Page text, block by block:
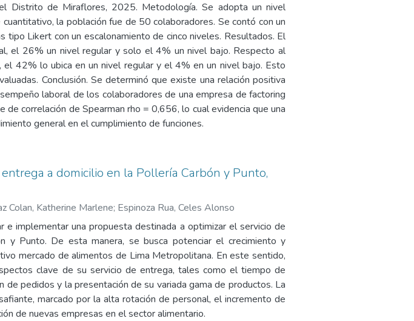
Distrito de Miraflores, 2025. Metodología. Se adopta un nivel
la población fue de 50 colaboradores. Se contó con un
Likert con un escalonamiento de cinco niveles. Resultados. El
el 26% un nivel regular y solo el 4% un nivel bajo. Respecto al
42% lo ubica en un nivel regular y el 4% en un nivel bajo. Esto
Conclusión. Se determinó que existe una relación positiva
laboral de los colaboradores de una empresa de factoring
correlación de Spearman rho = 0,656, lo cual evidencia que una
general en el cumplimiento de funciones.
a domicilio en la Pollería Carbón y Punto,
Colan, Katherine Marlene; Espinoza Rua, Celes Alonso
implementar una propuesta destinada a optimizar el servicio de
y Punto. De esta manera, se busca potenciar el crecimiento y
mercado de alimentos de Lima Metropolitana. En este sentido,
clave de su servicio de entrega, tales como el tiempo de
pedidos y la presentación de su variada gama de productos. La
marcado por la alta rotación de personal, el incremento de
de nuevas empresas en el sector alimentario.